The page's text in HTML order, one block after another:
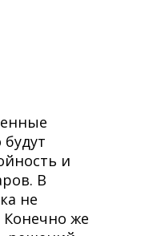
и
В
не
же